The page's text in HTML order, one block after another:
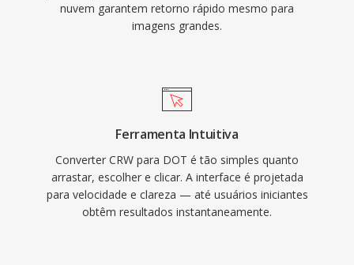
nuvem garantem retorno rápido mesmo para
imagens grandes.
Ferramenta Intuitiva
Converter CRW para DOT é tão simples quanto
arrastar, escolher e clicar. A interface é projetada
para velocidade e clareza — até usuários iniciantes
obtêm resultados instantaneamente.